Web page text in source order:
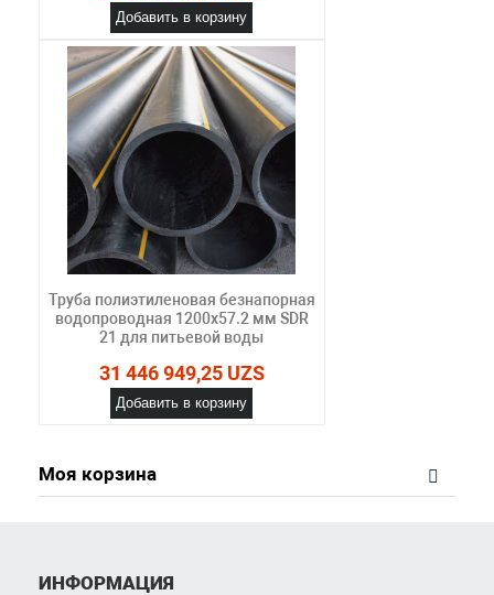
Добавить в корзину
Труба полиэтиленовая безнапорная
водопроводная 1200х57.2 мм SDR
21 для питьевой воды
31 446 949,25 UZS
Добавить в корзину
Моя корзина
ИНФОРМАЦИЯ